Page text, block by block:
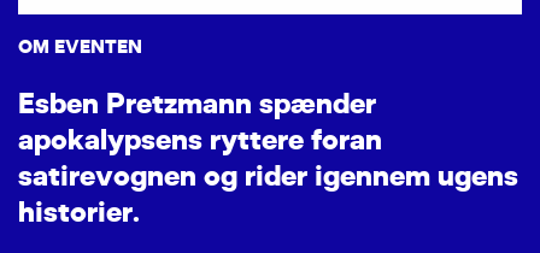
OM EVENTEN
Esben Pretzmann spænder
apokalypsens ryttere foran
satirevognen og rider igennem ugens
historier.